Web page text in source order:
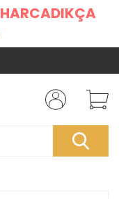
HARCADIKÇA